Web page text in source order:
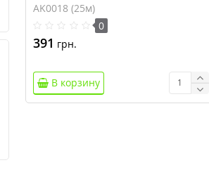
AK0018 (25м)
0
391 грн.
В корзину